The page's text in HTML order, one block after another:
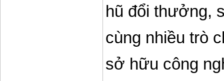
hũ đổi thưởng,
cùng nhiều trò
sở hữu công